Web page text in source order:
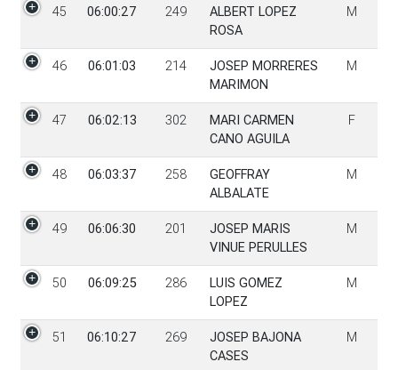
45 06:00:27 249
ALBERT LOPEZ
ROSA
M
46 06:01:03 214
JOSEP MORRERES
MARIMON
M
47 06:02:13 302
MARI CARMEN
CANO AGUILA
F
48 06:03:37 258
GEOFFRAY
ALBALATE
M
49 06:06:30 201
JOSEP MARIS
VINUE PERULLES
M
50 06:09:25 286
LUIS GOMEZ
LOPEZ
M
51 06:10:27 269
JOSEP BAJONA
CASES
M